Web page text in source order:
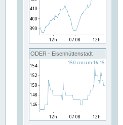
ODER - Eisenhüttenstadt